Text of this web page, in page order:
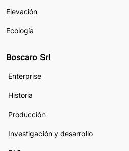
Elevación
Ecología
Boscaro Srl
Enterprise
Historia
Producción
Investigación y desarrollo